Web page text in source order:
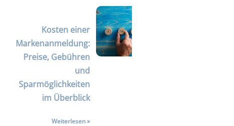
Kosten einer
Markenanmeldung:
Preise, Gebühren
und
Sparmöglichkeiten
im Überblick
Weiterlesen »